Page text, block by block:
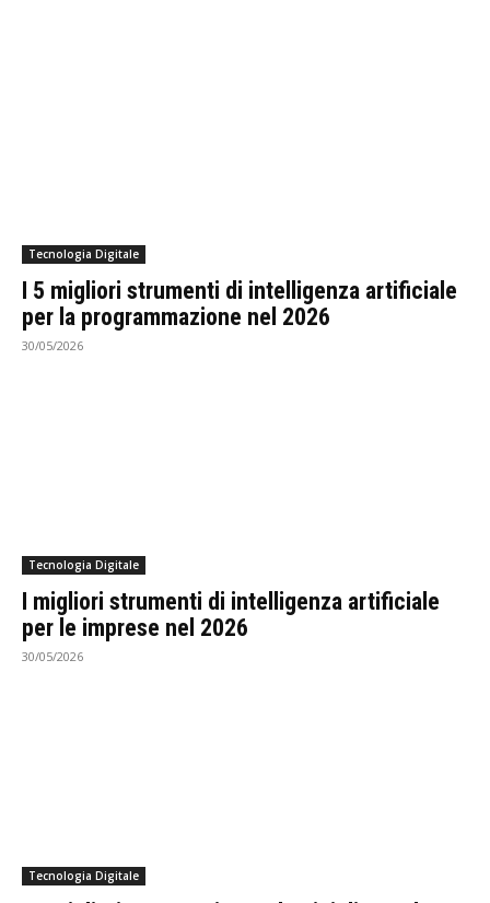
Tecnologia Digitale
I 5 migliori strumenti di intelligenza artificiale
per la programmazione nel 2026
30/05/2026
Tecnologia Digitale
I migliori strumenti di intelligenza artificiale
per le imprese nel 2026
30/05/2026
Tecnologia Digitale